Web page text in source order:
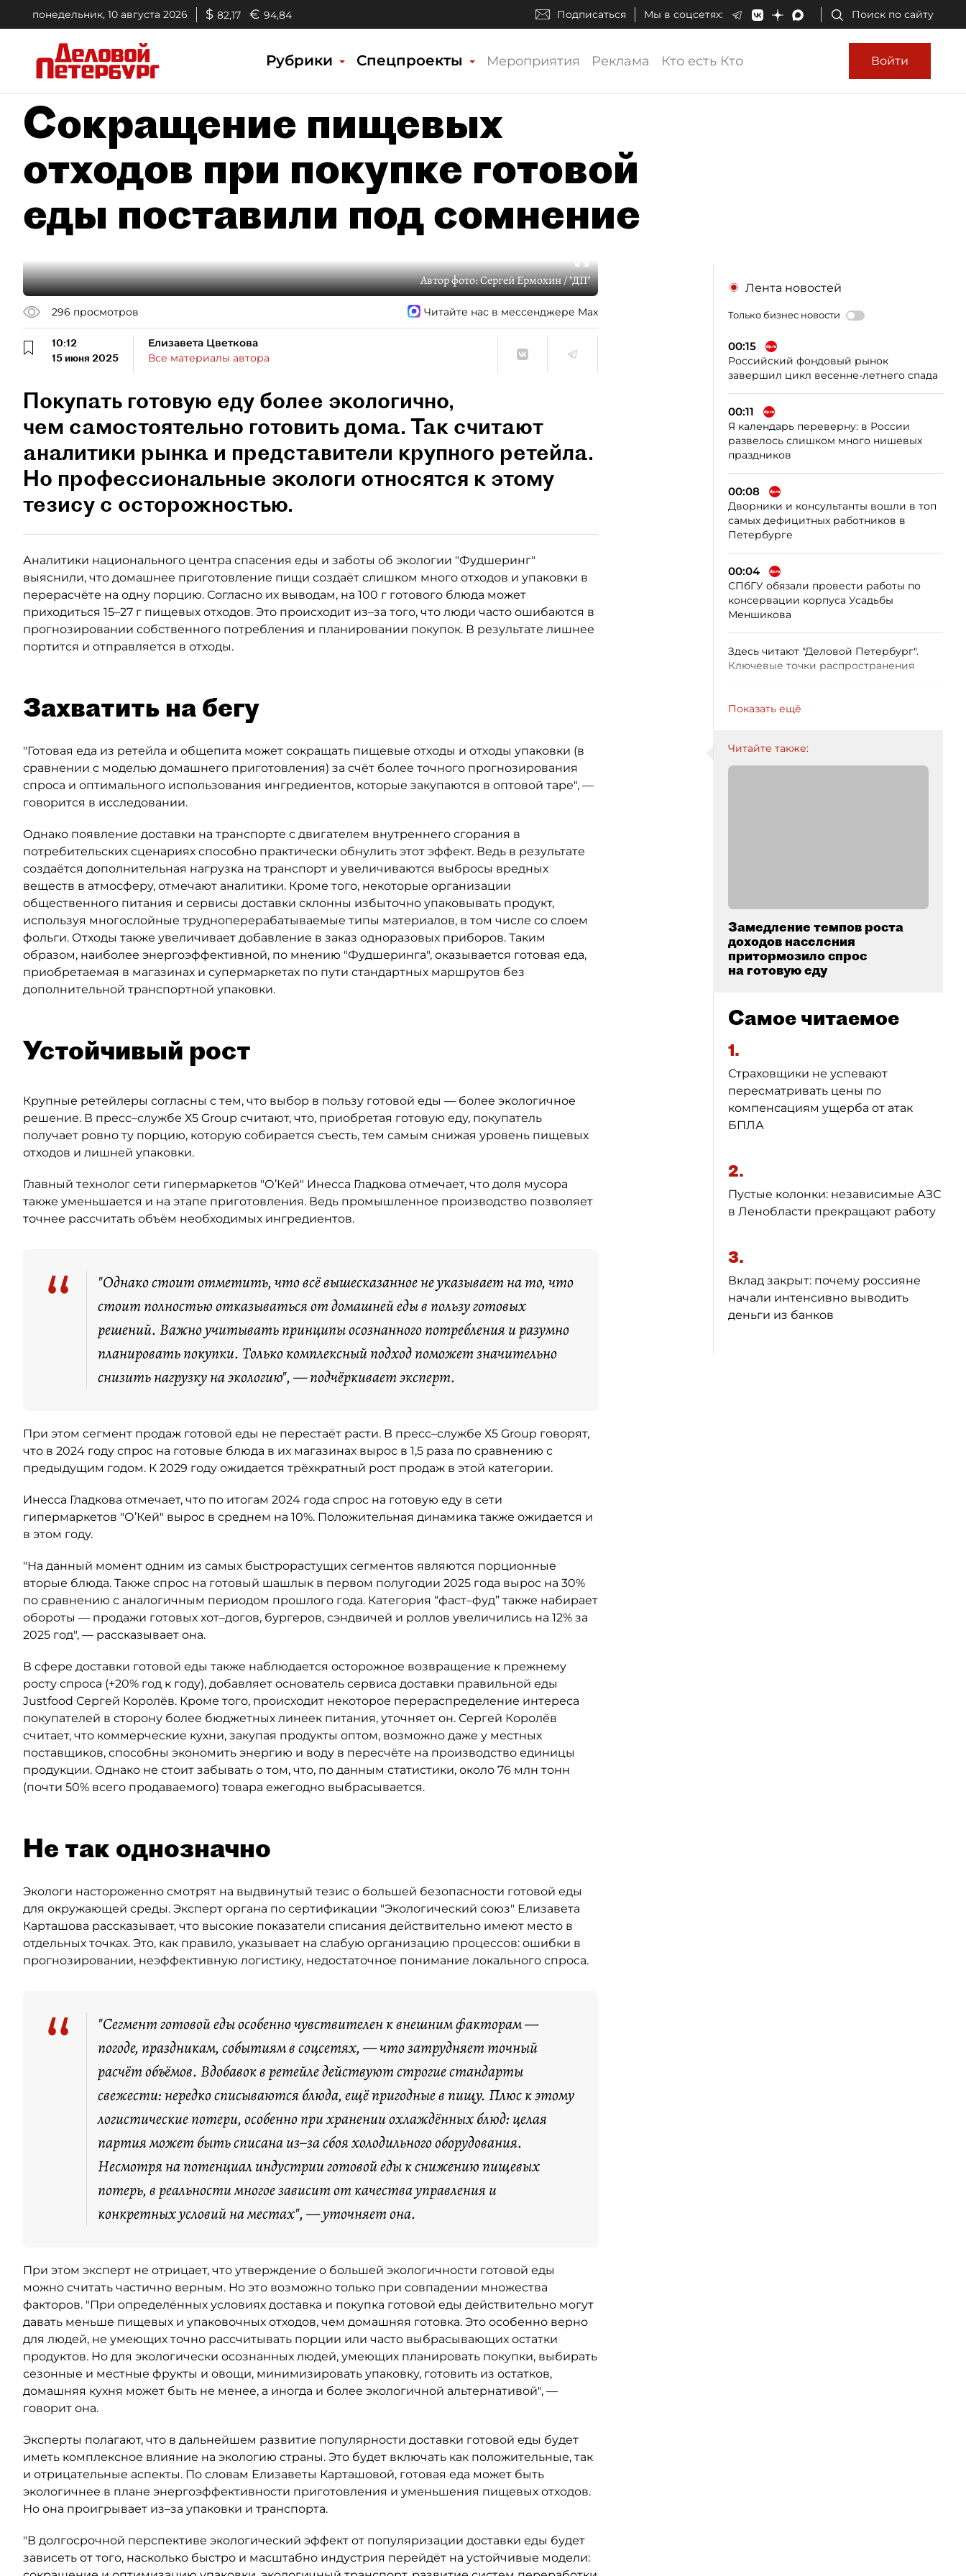
понедельник, 10 августа 2026 $ 82,17 € 94,84 Подписаться Мы в соцсетях: Поиск по сайту
Рубрики Спецпроекты Мероприятия Реклама Кто есть Кто Войти
Сокращение пищевых
отходов при покупке готовой
еды поставили под сомнение
Автор фото:Сергей Ермохин / "ДП"
296 просмотров Читайте нас в мессенджере Max
10:12
15 июня 2025
Елизавета Цветкова
Все материалы автора
Покупать готовую еду более экологично,
чем самостоятельно готовить дома. Так считают
аналитики рынка и представители крупного ретейла.
Но профессиональные экологи относятся к этому
тезису с осторожностью.
Аналитики национального центра спасения еды и заботы об экологии "Фудшеринг"
выяснили, что домашнее приготовление пищи создаёт слишком много отходов и упаковки в
перерасчёте на одну порцию. Согласно их выводам, на 100 г готового блюда может
приходиться 15–27 г пищевых отходов. Это происходит из–за того, что люди часто ошибаются в
прогнозировании собственного потребления и планировании покупок. В результате лишнее
портится и отправляется в отходы.
Захватить на бегу
"Готовая еда из ретейла и общепита может сокращать пищевые отходы и отходы упаковки (в
сравнении с моделью домашнего приготовления) за счёт более точного прогнозирования
спроса и оптимального использования ингредиентов, которые закупаются в оптовой таре", —
говорится в исследовании.
Однако появление доставки на транспорте с двигателем внутреннего сгорания в
потребительских сценариях способно практически обнулить этот эффект. Ведь в результате
создаётся дополнительная нагрузка на транспорт и увеличиваются выбросы вредных
веществ в атмосферу, отмечают аналитики. Кроме того, некоторые организации
общественного питания и сервисы доставки склонны избыточно упаковывать продукт,
используя многослойные трудноперерабатываемые типы материалов, в том числе со слоем
фольги. Отходы также увеличивает добавление в заказ одноразовых приборов. Таким
образом, наиболее энергоэффективной, по мнению "Фудшеринга", оказывается готовая еда,
приобретаемая в магазинах и супермаркетах по пути стандартных маршрутов без
дополнительной транспортной упаковки.
Устойчивый рост
Крупные ретейлеры согласны с тем, что выбор в пользу готовой еды — более экологичное
решение. В пресс–службе Х5 Group считают, что, приобретая готовую еду, покупатель
получает ровно ту порцию, которую собирается съесть, тем самым снижая уровень пищевых
отходов и лишней упаковки.
Главный технолог сети гипермаркетов "О’Кей" Инесса Гладкова отмечает, что доля мусора
также уменьшается и на этапе приготовления. Ведь промышленное производство позволяет
точнее рассчитать объём необходимых ингредиентов.
“
"Однако стоит отметить, что всё вышесказанное не указывает на то, что
стоит полностью отказываться от домашней еды в пользу готовых
решений. Важно учитывать принципы осознанного потребления и разумно
планировать покупки. Только комплексный подход поможет значительно
снизить нагрузку на экологию", — подчёркивает эксперт.
При этом сегмент продаж готовой еды не перестаёт расти. В пресс–службе Х5 Group говорят,
что в 2024 году спрос на готовые блюда в их магазинах вырос в 1,5 раза по сравнению с
предыдущим годом. К 2029 году ожидается трёхкратный рост продаж в этой категории.
Инесса Гладкова отмечает, что по итогам 2024 года спрос на готовую еду в сети
гипермаркетов "О’Кей" вырос в среднем на 10%. Положительная динамика также ожидается и
в этом году.
"На данный момент одним из самых быстрорастущих сегментов являются порционные
вторые блюда. Также спрос на готовый шашлык в первом полугодии 2025 года вырос на 30%
по сравнению с аналогичным периодом прошлого года. Категория “фаст–фуд” также набирает
обороты — продажи готовых хот–догов, бургеров, сэндвичей и роллов увеличились на 12% за
2025 год", — рассказывает она.
В сфере доставки готовой еды также наблюдается осторожное возвращение к прежнему
росту спроса (+20% год к году), добавляет основатель сервиса доставки правильной еды
Justfood Сергей Королёв. Кроме того, происходит некоторое перераспределение интереса
покупателей в сторону более бюджетных линеек питания, уточняет он. Сергей Королёв
считает, что коммерческие кухни, закупая продукты оптом, возможно даже у местных
поставщиков, способны экономить энергию и воду в пересчёте на производство единицы
продукции. Однако не стоит забывать о том, что, по данным статистики, около 76 млн тонн
(почти 50% всего продаваемого) товара ежегодно выбрасывается.
Не так однозначно
Экологи настороженно смотрят на выдвинутый тезис о большей безопасности готовой еды
для окружающей среды. Эксперт органа по сертификации "Экологический союз" Елизавета
Карташова рассказывает, что высокие показатели списания действительно имеют место в
отдельных точках. Это, как правило, указывает на слабую организацию процессов: ошибки в
прогнозировании, неэффективную логистику, недостаточное понимание локального спроса.
“
"Сегмент готовой еды особенно чувствителен к внешним факторам —
погоде, праздникам, событиям в соцсетях, — что затрудняет точный
расчёт объёмов. Вдобавок в ретейле действуют строгие стандарты
свежести: нередко списываются блюда, ещё пригодные в пищу. Плюс к этому
логистические потери, особенно при хранении охлаждённых блюд: целая
партия может быть списана из–за сбоя холодильного оборудования.
Несмотря на потенциал индустрии готовой еды к снижению пищевых
потерь, в реальности многое зависит от качества управления и
конкретных условий на местах", — уточняет она.
При этом эксперт не отрицает, что утверждение о большей экологичности готовой еды
можно считать частично верным. Но это возможно только при совпадении множества
факторов. "При определённых условиях доставка и покупка готовой еды действительно могут
давать меньше пищевых и упаковочных отходов, чем домашняя готовка. Это особенно верно
для людей, не умеющих точно рассчитывать порции или часто выбрасывающих остатки
продуктов. Но для экологически осознанных людей, умеющих планировать покупки, выбирать
сезонные и местные фрукты и овощи, минимизировать упаковку, готовить из остатков,
домашняя кухня может быть не менее, а иногда и более экологичной альтернативой", —
говорит она.
Эксперты полагают, что в дальнейшем развитие популярности доставки готовой еды будет
иметь комплексное влияние на экологию страны. Это будет включать как положительные, так
и отрицательные аспекты. По словам Елизаветы Карташовой, готовая еда может быть
экологичнее в плане энергоэффективности приготовления и уменьшения пищевых отходов.
Но она проигрывает из–за упаковки и транспорта.
"В долгосрочной перспективе экологический эффект от популяризации доставки еды будет
зависеть от того, насколько быстро и масштабно индустрия перейдёт на устойчивые модели:
Лента новостей
Только бизнес новости
00:15
Российский фондовый рынок
завершил цикл весенне-летнего спада
00:11
Я календарь переверну: в России
развелось слишком много нишевых
праздников
00:08
Дворники и консультанты вошли в топ
самых дефицитных работников в
Петербурге
00:04
СПбГУ обязали провести работы по
консервации корпуса Усадьбы
Меншикова
Здесь читают "Деловой Петербург".
Ключевые точки распространения
Показать ещё
Читайте также:
Замедление темпов роста
доходов населения
притормозило спрос
на готовую еду
Самое читаемое
1.
Страховщики не успевают
пересматривать цены по
компенсациям ущерба от атак
БПЛА
2.
Пустые колонки: независимые АЗС
в Ленобласти прекращают работу
3.
Вклад закрыт: почему россияне
начали интенсивно выводить
деньги из банков